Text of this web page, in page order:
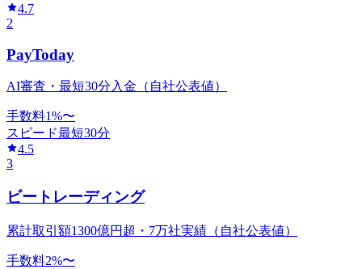
4.7
2
PayToday
AI審査・最短30分入金（自社公表値）
手数料1%〜
スピード最短30分
4.5
3
ビートレーディング
累計取引額1300億円超・7万社実績（自社公表値）
手数料2%〜